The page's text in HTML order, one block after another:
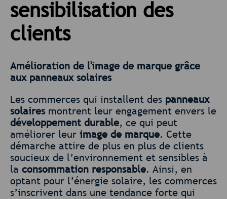
sensibilisation des
clients
Amélioration de l'image de marque grâce
aux panneaux solaires
Les commerces qui installent des panneaux
solairesmontrent leur engagement envers le
développement durable, ce qui peut
améliorer leur image de marque. Cette
démarche attire de plus en plus de clients
soucieux de l’environnement et sensibles à
la consommation responsable. Ainsi, en
optant pour l’énergie solaire, les commerces
s’inscrivent dans une tendance forte qui